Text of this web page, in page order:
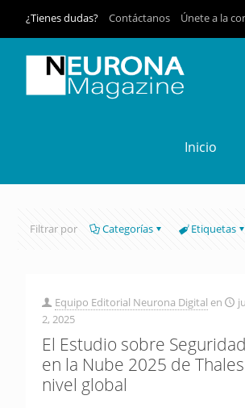
¿Tienes dudas? Contáctanos Únete a la
Inicio
Filtrar por Categorías Etiquetas
Equipo Editorial Neurona Digital en
2, 2025
El Estudio sobre Seguridad
en la Nube 2025 de
nivel global